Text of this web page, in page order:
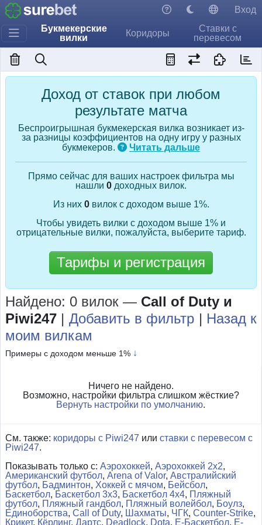
Букмекерские
вилки
Коридоры
Ставки с
перевесом
Вход
Доход от ставок при любом
результате матча
Беспроигрышная букмекерская вилка возникает из-
за разницы коэффициентов на одну игру у разных
букмекеров.
Читать дальше
Прямо сейчас для ваших настроек фильтра мы
нашли 0 доходных вилок.
Из них 0вилок с доходом выше 1%.
Чтобы увидеть вилки с доходом выше 1% и
отрицательные вилки, пожалуйста, выберите тариф.
Тарифы и регистрация
Найдено: 0 вилок — Call of Duty и
Piwi247 | Добавить в фильтр | Назад к
моим вилкам
Примеры с доходом меньше 1% ↓
Ничего не найдено.
Возможно, настройки фильтра слишком жёсткие?
Вернуть настройки по умолчанию.
См. также: коридоры с Piwi247 или ставки с перевесом с
Piwi247.
Показывать только с: Аэрохоккей, Аэрохоккей 2x2,
Американский футбол, Arena of Valor, Австралийский
футбол, Бадминтон, Хоккей с мячом, Бейсбол,
Баскетбол, Баскетбол 3x3, Баскетбол 4x4, Пляжный
футбол, Пляжный гандбол, Пляжный волейбол, Боулз,
Единоборства, Call of Duty, Шахматы, ЧГК, Counter-Strike,
Крикет, Кёрлинг, Дартс, Deadlock, Dota, Е-Баскетбол, Е-